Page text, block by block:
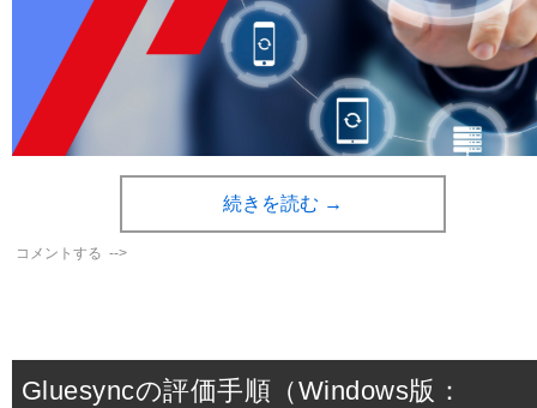
続きを読む →
コメントする -->
Gluesyncの評価手順（Windows版：